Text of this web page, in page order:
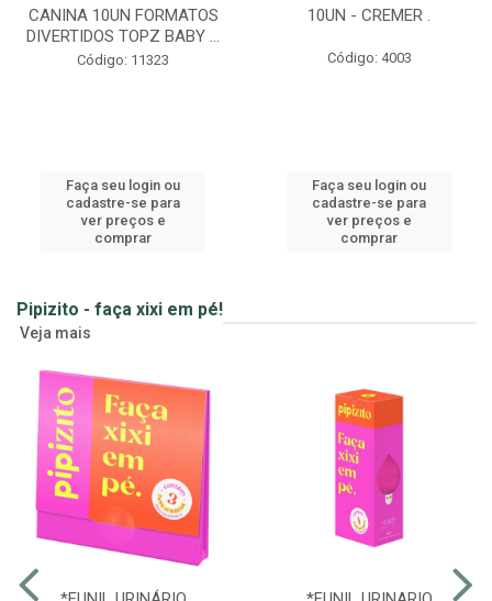
CURATIVO PATRULHA
CANINA 10UN FORMATOS
DIVERTIDOS TOPZ BABY ...
Faça seu login ou
cadastre-se para
ver preços e
CURATIVO TRANSPARENTE
Faça seu login ou
cadastre-se para
ver preços e
Pipizito - faça xixi em pé!
Veja mais